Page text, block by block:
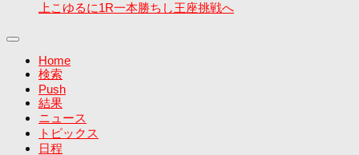
上こゆるに1R一本勝ちし王座挑戦へ
Home
検索
Push
結果
ニュース
トピックス
日程